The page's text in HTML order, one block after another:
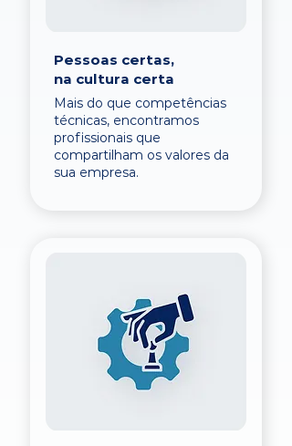
Pessoas certas,
na cultura certa
Mais do que competências
técnicas, encontramos
profissionais que
compartilham os valores da
sua empresa.